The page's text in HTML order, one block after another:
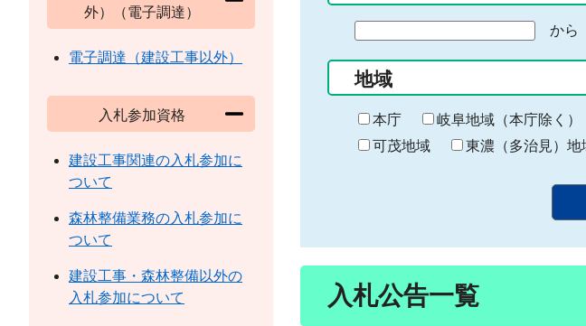
の
始
ま
り
から
地域
本庁 岐阜地域（本庁除く）
可茂地域
東濃（多治見）地
入札公告一覧
外）（電子調達）
電子調達（建設工事以外）
入札参加資格
建設工事関連の入札参加に
ついて
森林整備業務の入札参加に
ついて
建設工事・森林整備以外の
入札参加について